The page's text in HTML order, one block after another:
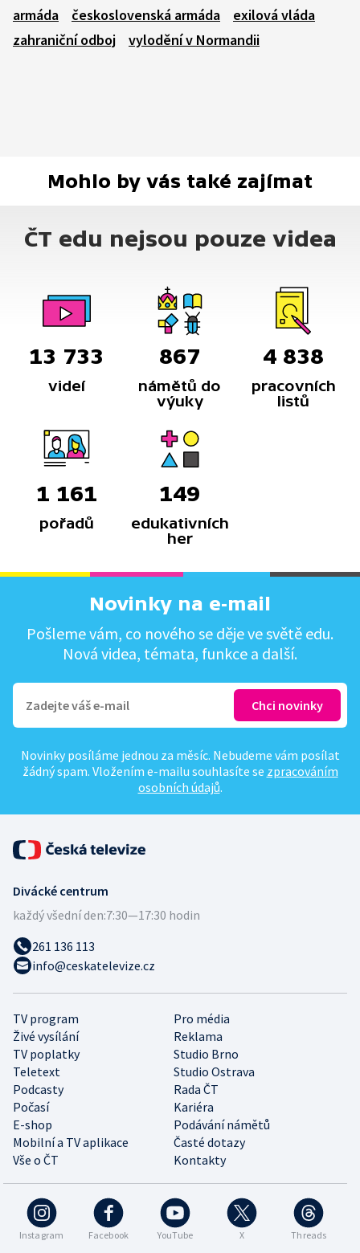
armáda
československá armáda
exilová vláda
zahraniční odboj
vylodění v Normandii
Mohlo by vás také zajímat
ČT edu nejsou pouze videa
13 733
videí
867
námětů do
výuky
4 838
pracovních
listů
1 161
pořadů
149
edukativních
her
Novinky na e-mail
Pošleme vám, co nového se děje ve světě edu.
Nová videa, témata, funkce a další.
Novinky posíláme jednou za měsíc. Nebudeme vám posílat
žádný spam. Vložením e-mailu souhlasíte se zpracováním
osobních údajů.